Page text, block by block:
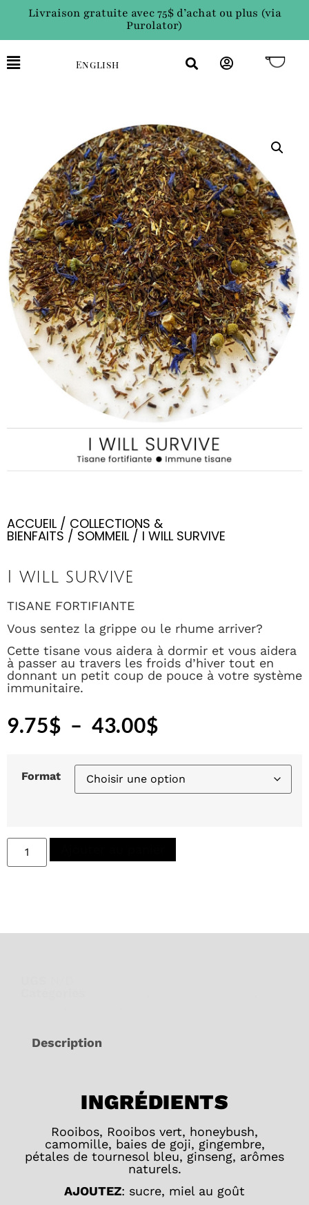
Livraison gratuite avec 75$ d’achat ou plus (via
Purolator)
English
ACCUEIL / COLLECTIONS &
BIENFAITS / SOMMEIL / I WILL SURVIVE
I will survive
TISANE FORTIFIANTE
Vous sentez la grippe ou le rhume arriver?
Cette tisane vous aidera à dormir et vous aidera
à passer au travers les froids d’hiver tout en
donnant un petit coup de pouce à votre système
immunitaire.
9.75$ – 43.00$
Format
Description
INGRÉDIENTS
Rooibos, Rooibos vert, honeybush,
camomille, baies de goji, gingembre,
pétales de tournesol bleu, ginseng, arômes
naturels.
AJOUTEZ: sucre, miel au goût